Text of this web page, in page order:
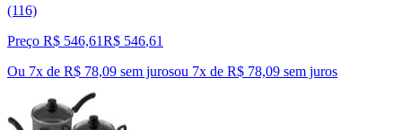
(116)
Preço R$ 546,61R$ 546,61
Ou 7x de R$ 78,09 sem jurosou 7x de R$ 78,09 sem juros